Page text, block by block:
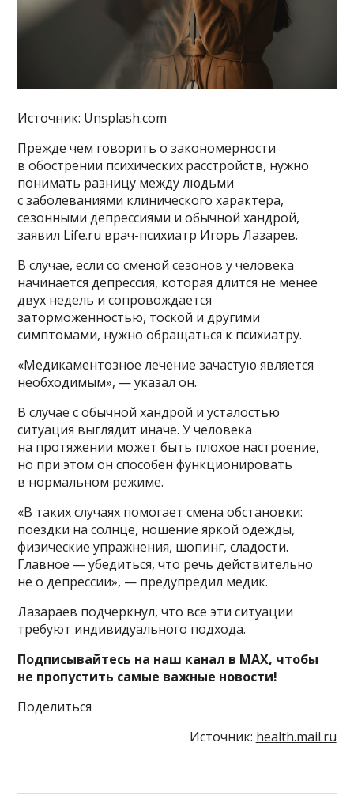
Источник: Unsplash.com
Прежде чем говорить о закономерности
в обострении психических расстройств, нужно
понимать разницу между людьми
с заболеваниями клинического характера,
сезонными депрессиями и обычной хандрой,
заявил Life.ru врач-психиатр Игорь Лазарев.
В случае, если со сменой сезонов у человека
начинается депрессия, которая длится не менее
двух недель и сопровождается
заторможенностью, тоской и другими
симптомами, нужно обращаться к психиатру.
«Медикаментозное лечение зачастую является
необходимым», — указал он.
В случае с обычной хандрой и усталостью
ситуация выглядит иначе. У человека
на протяжении может быть плохое настроение,
но при этом он способен функционировать
в нормальном режиме.
«В таких случаях помогает смена обстановки:
поездки на солнце, ношение яркой одежды,
физические упражнения, шопинг, сладости.
Главное — убедиться, что речь действительно
не о депрессии», — предупредил медик.
Лазараев подчеркнул, что все эти ситуации
требуют индивидуального подхода.
Подписывайтесь на наш канал в MAX, чтобы
не пропустить самые важные новости!
Поделиться
Источник: health.mail.ru